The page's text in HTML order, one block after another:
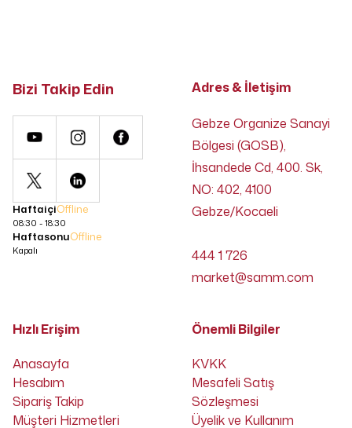
Bizi Takip Edin
HaftaiçiOffline
08:30 - 18:30
HaftasonuOffline
Kapalı
Adres & İletişim
Gebze Organize Sanayi
Bölgesi (GOSB),
İhsandede Cd, 400. Sk,
NO: 402, 4100
Gebze/Kocaeli
444 1 726
market@samm.com
Hızlı Erişim
Anasayfa
Hesabım
Sipariş Takip
Müşteri Hizmetleri
Önemli Bilgiler
KVKK
Mesafeli Satış
Sözleşmesi
Üyelik ve Kullanım